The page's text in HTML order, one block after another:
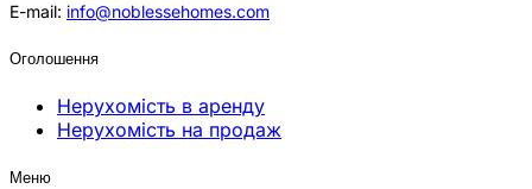
E-mail: info@noblessehomes.com
Оголошення
Нерухомість в аренду
Нерухомість на продаж
Меню